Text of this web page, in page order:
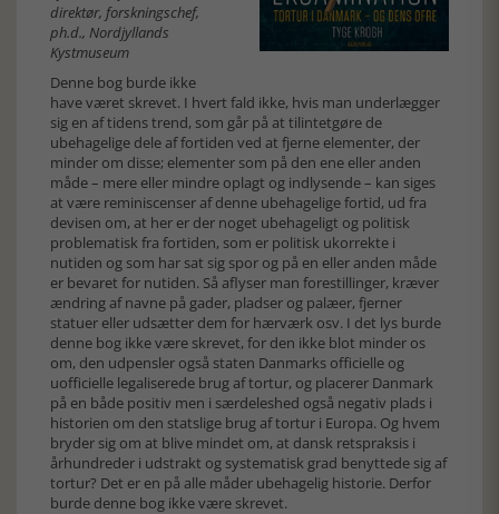
direktør, forskningschef,
ph.d., Nordjyllands
Kystmuseum
Denne bog burde ikke
have været skrevet. I hvert fald ikke, hvis man underlægger
sig en af tidens trend, som går på at tilintetgøre de
ubehagelige dele af fortiden ved at fjerne elementer, der
minder om disse; elementer som på den ene eller anden
måde – mere eller mindre oplagt og indlysende – kan siges
at være reminiscenser af denne ubehagelige fortid, ud fra
devisen om, at her er der noget ubehageligt og politisk
problematisk fra fortiden, som er politisk ukorrekte i
nutiden og som har sat sig spor og på en eller anden måde
er bevaret for nutiden. Så aflyser man forestillinger, kræver
ændring af navne på gader, pladser og palæer, fjerner
statuer eller udsætter dem for hærværk osv. I det lys burde
denne bog ikke være skrevet, for den ikke blot minder os
om, den udpensler også staten Danmarks officielle og
uofficielle legaliserede brug af tortur, og placerer Danmark
på en både positiv men i særdeleshed også negativ plads i
historien om den statslige brug af tortur i Europa. Og hvem
bryder sig om at blive mindet om, at dansk retspraksis i
århundreder i udstrakt og systematisk grad benyttede sig af
tortur? Det er en på alle måder ubehagelig historie. Derfor
burde denne bog ikke være skrevet.